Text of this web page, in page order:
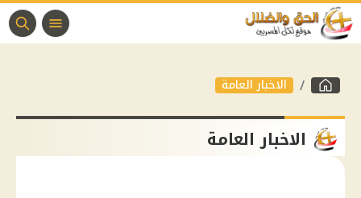
الاخبار العامة
الاخبار العامة